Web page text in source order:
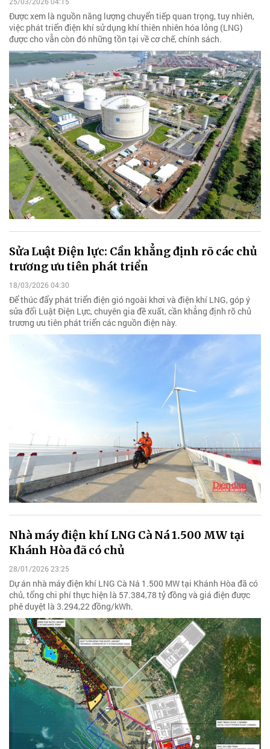
Được xem là nguồn năng lượng chuyển tiếp quan trọng, tuy nhiên,
việc phát triển điện khí sử dụng khí thiên nhiên hóa lỏng (LNG)
được cho vẫn còn đó những tồn tại về cơ chế, chính sách.
Sửa Luật Điện lực: Cần khẳng định rõ các chủ
trương ưu tiên phát triển
18/03/2026 04:30
Để thúc đẩy phát triển điện gió ngoài khơi và điện khí LNG, góp ý
sửa đổi Luật Điện Lực, chuyên gia đề xuất, cần khẳng định rõ chủ
trương ưu tiên phát triển các nguồn điện này.
Nhà máy điện khí LNG Cà Ná 1.500 MW tại
Khánh Hòa đã có chủ
28/01/2026 23:25
Dự án nhà máy điện khí LNG Cà Ná 1.500 MW tại Khánh Hòa đã có
chủ, tổng chi phí thực hiện là 57.384,78 tỷ đồng và giá điện được
phê duyệt là 3.294,22 đồng/kWh.